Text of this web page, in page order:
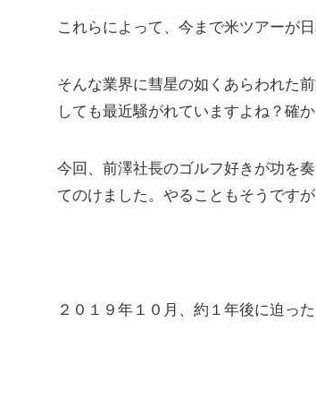
これらによって、今まで米ツアーが
そんな業界に彗星の如くあらわれた
しても最近騒がれていますよね？確
今回、前澤社長のゴルフ好きが功を
てのけました。やることもそうです
２０１９年１０月、約１年後に迫っ